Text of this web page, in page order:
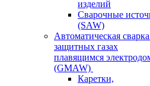
изделий
Сварочные
(SAW)
Автоматическая
защитных газах
плавящимся
(GMAW)
Каретки,